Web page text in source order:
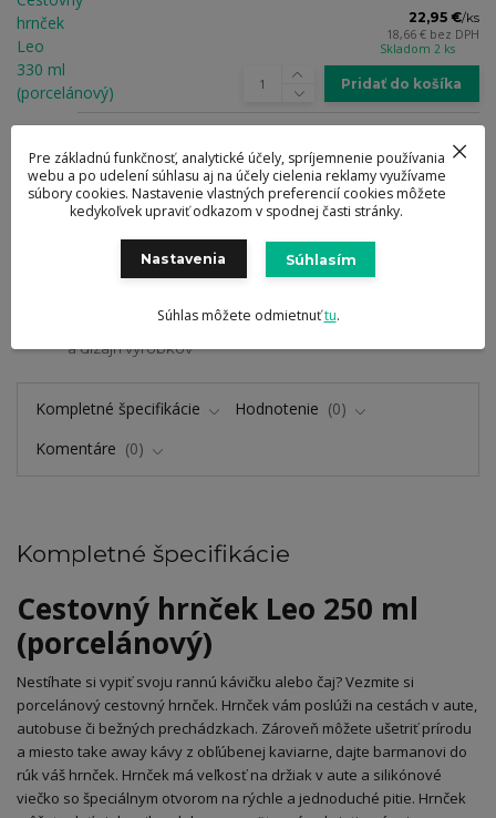
22,95 €/ks
18,66 € bez DPH
Skladom 2 ks
Pridať do košíka
značky BergHOFF
Zaručená kvalita
Doručenie zdarma
Ocenené návrhy
a dizajn výrobkov
Kompletné špecifikácie Hodnotenie
0
Komentáre
0
Kompletné špecifikácie
Cestovný hrnček Leo 250 ml
(porcelánový)
Nestíhate si vypiť svoju rannú kávičku alebo čaj? Vezmite si
porcelánový cestovný hrnček. Hrnček vám poslúži na cestách v aute,
autobuse či bežných prechádzkach. Zároveň môžete ušetriť prírodu
a miesto take away kávy z obľúbenej kaviarne, dajte barmanovi do
rúk váš hrnček. Hrnček má veľkosť na držiak v aute a silikónové
viečko so špeciálnym otvorom na rýchle a jednoduché pitie. Hrnček
Pre základnú funkčnosť, analytické účely, spríjemnenie používania
webu a po udelení súhlasu aj na účely cielenia reklamy využívame
súbory cookies. Nastavenie vlastných preferencií cookies môžete
kedykoľvek upraviť odkazom v spodnej časti stránky.
Nastavenia Súhlasím
Súhlas môžete odmietnuťtu.